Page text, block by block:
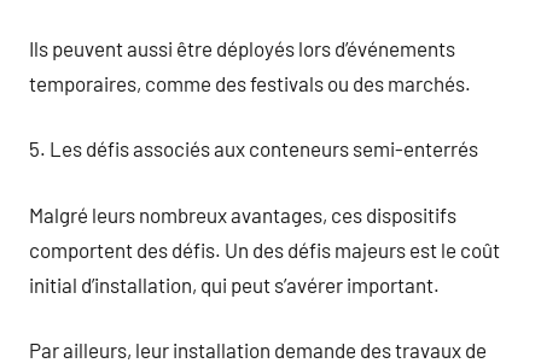
Ils peuvent aussi être déployés lors d’événements
temporaires, comme des festivals ou des marchés.
5. Les défis associés aux conteneurs semi-enterrés
Malgré leurs nombreux avantages, ces dispositifs
comportent des défis. Un des défis majeurs est le coût
initial d’installation, qui peut s’avérer important.
Par ailleurs, leur installation demande des travaux de